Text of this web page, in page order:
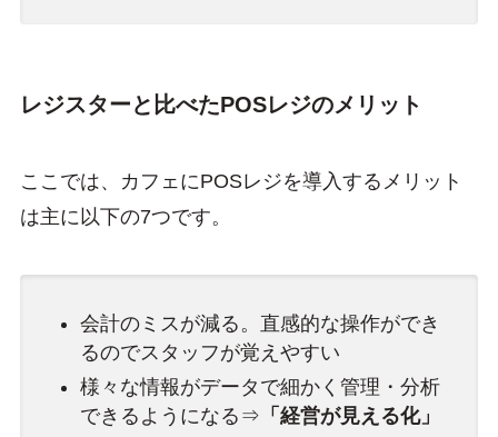
レジスターと比べたPOSレジのメリット
ここでは、カフェにPOSレジを導入するメリット
は主に以下の7つです。
会計のミスが減る。直感的な操作ができ
るのでスタッフが覚えやすい
様々な情報がデータで細かく管理・分析
できるようになる⇒ 「経営が見える化」